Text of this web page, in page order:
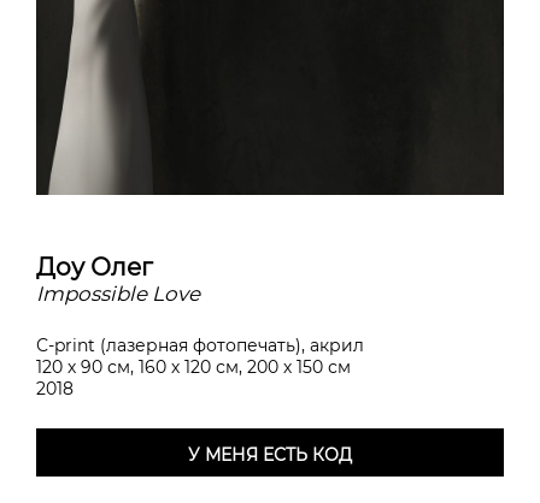
Доу Олег
Impossible Love
С-print (лазерная фотопечать), акрил
120 х 90 см, 160 х 120 см, 200 х 150 см
2018
У МЕНЯ ЕСТЬ КОД